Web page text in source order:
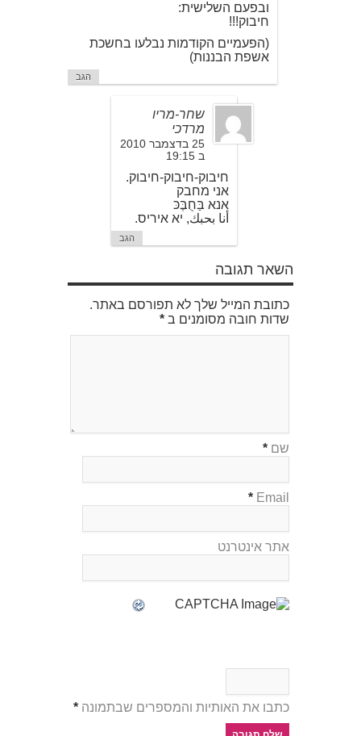
ובפעם השלישית:
חיבוק!!!
(הפעמיים הקודמות נבלעו בחשכת
אשפת הבננות)
הגב
שחר-מריו
מרדכי
25 בדצמבר 2010
ב 19:15
חיבוק-חיבוק-חיבוק.
אני מחבק
אנא בַּחֻבֶּכּ
أنا بحبك, יא איריס.
הגב
השאר תגובה
כתובת המייל שלך לא תפורסם באתר.
שדות חובה מסומנים ב *
שם *
Email
*
אתר אינטרנט
כתבו את האותיות והמספרים שבתמונה *